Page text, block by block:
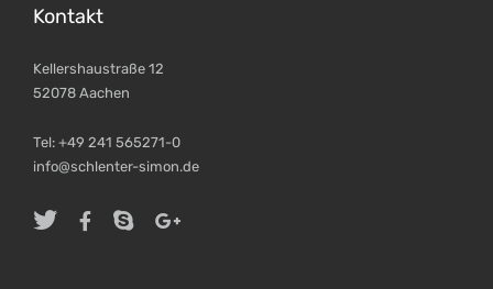
Kontakt
Kellershaustraße 12
52078 Aachen
Tel: +49 241 565271-0
info@schlenter-simon.de